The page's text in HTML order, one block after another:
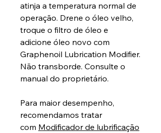
atinja a temperatura normal de
operação. Drene o óleo velho,
troque o filtro de óleo e
adicione óleo novo com
Graphenoil Lubrication Modifier.
Não transborde. Consulte o
manual do proprietário.
Para maior desempenho,
recomendamos tratar
com Modificador de lubrificação